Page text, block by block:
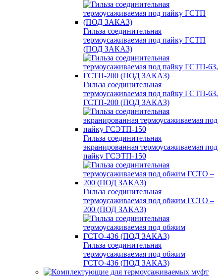
Гильза соединительная
термоусаживаемая под пайку ГСТП
(ПОД ЗАКАЗ)
Гильза соединительная
термоусаживаемая под пайку ГСТП-63,
ГСТП-200 (ПОД ЗАКАЗ)
Гильза соединительная
экранированная термоусаживаемая под
пайку ГСЭТП-150
Гильза соединительная
термоусаживаемая под обжим ГСТО –
200 (ПОД ЗАКАЗ)
Гильза соединительная
термоусаживаемая под обжим
ГСТО-436 (ПОД ЗАКАЗ)